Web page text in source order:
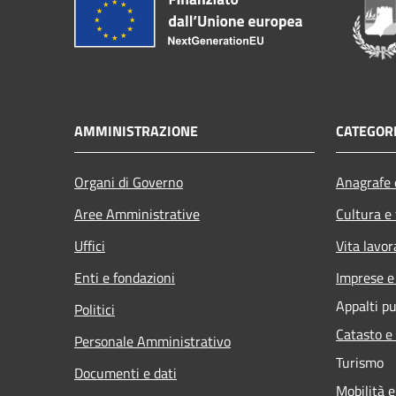
AMMINISTRAZIONE
Organi di Governo
Aree Amministrative
Uffici
Enti e fondazioni
Politici
Personale Amministrativo
Documenti e dati
Cultura
Vita
Imprese
Appalti
Catasto
Turismo
Mobilità